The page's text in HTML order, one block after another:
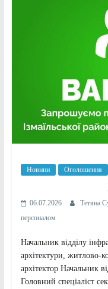
Новини Оголошення
06.07.2026 Тетяна
персоналом
Начальник відділу
архітектури, житлово-
архітектор Начальник
Головний спеціаліст